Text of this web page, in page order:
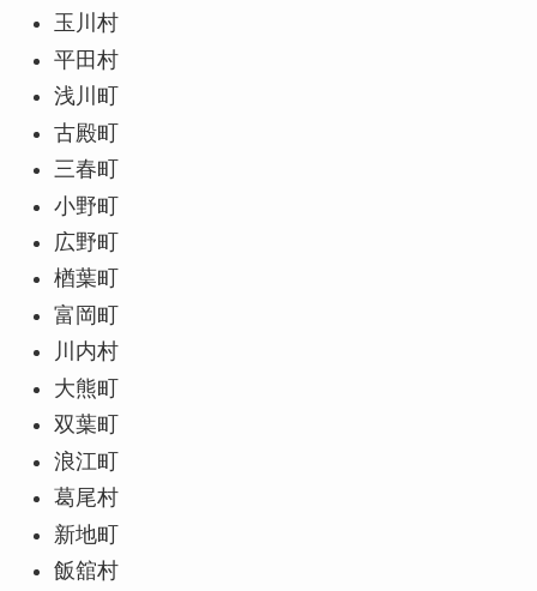
玉川村
平田村
浅川町
古殿町
三春町
小野町
広野町
楢葉町
富岡町
川内村
大熊町
双葉町
浪江町
葛尾村
新地町
飯舘村